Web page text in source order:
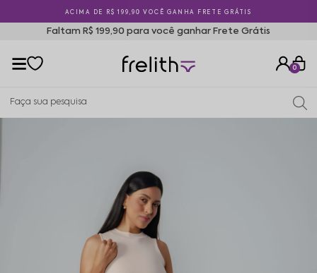
ACIMA DE R$ 199,90 VOCÊ GANHA FRETE GRÁTIS
Faltam R$ 199,90 para você ganhar Frete Grátis
0